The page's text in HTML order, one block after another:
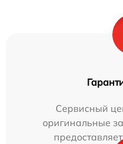
Сервисный
оригинальные